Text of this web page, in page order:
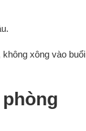
xông vào buổi